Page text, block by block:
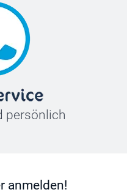
persönlich
anmelden!